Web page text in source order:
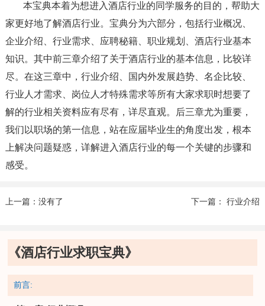
本宝典本着为想进入酒店行业的同学服务的目的，帮助大
家更好地了解酒店行业。宝典分为六部分，包括行业概况、
企业介绍、行业需求、应聘秘籍、职业规划、酒店行业基本
知识。其中前三章介绍了关于酒店行业的基本信息，比较详
尽。在这三章中，行业介绍、国内外发展趋势、名企比较、
行业人才需求、岗位人才特殊需求等所有大家求职时想要了
解的行业相关资料应有尽有，详尽直观。后三章尤为重要，
我们以职场的第一信息，站在应届毕业生的角度出发，根本
上解决问题疑惑，详解进入酒店行业的每一个关键的步骤和
感受。
上一篇：没有了 下一篇： 行业介绍
《酒店行业求职宝典》
前言: